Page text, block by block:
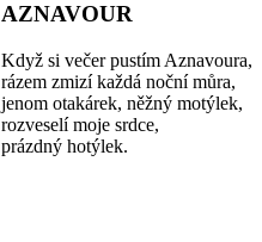
AZNAVOUR
Když si večer pustím Aznavoura,
rázem zmizí každá noční můra,
jenom otakárek, něžný motýlek,
rozveselí moje srdce,
prázdný hotýlek.